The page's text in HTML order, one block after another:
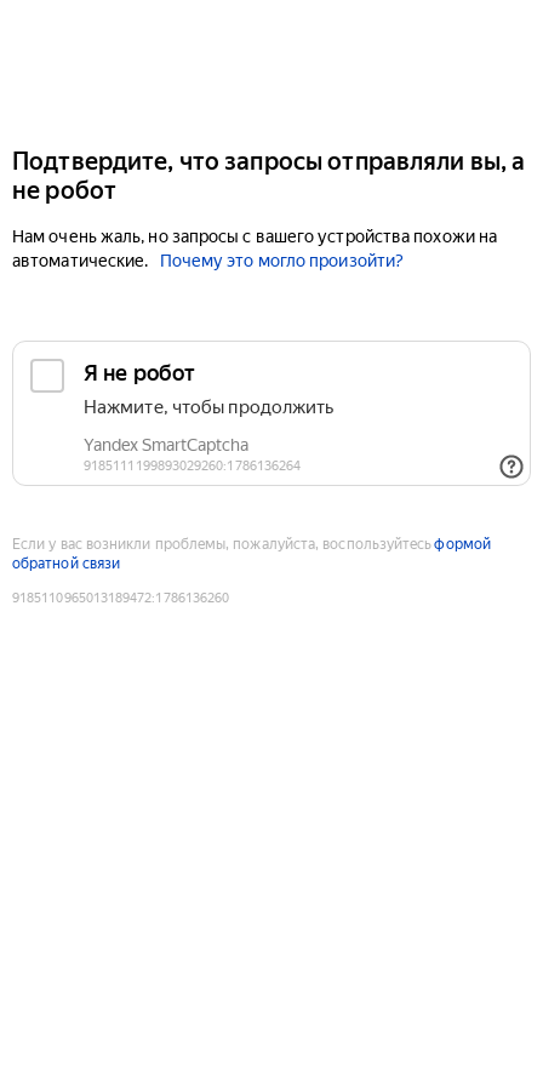
Подтвердите, что запросы отправляли вы, а
не робот
Нам очень жаль, но запросы с вашего устройства похожи на
автоматические.
Почему это могло произойти?
Если у вас возникли проблемы, пожалуйста, воспользуйтесьформой
обратной связи
9185110965013189472:1786136260